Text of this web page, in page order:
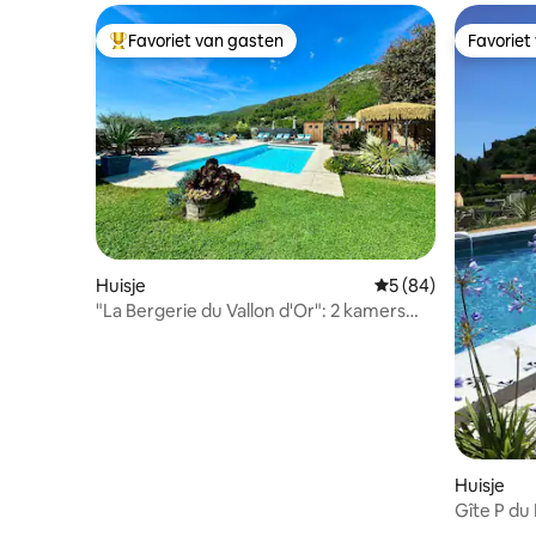
Topfavoriet van gasten
Favoriet van gasten
Huisje Gemiddelde
5 (84)
"La Bergerie du Vallon d'Or": 2 kamers
Huisje